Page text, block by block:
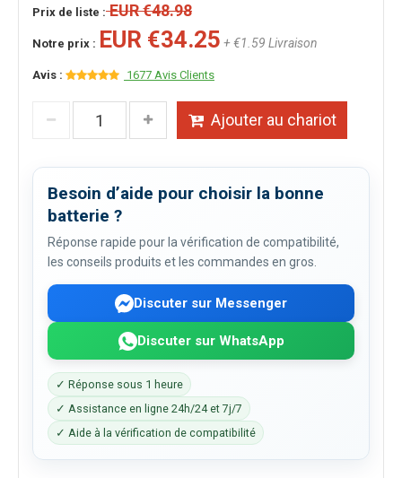
Prix de liste :EUR €48.98
Notre prix : EUR €34.25 + €1.59 Livraison
Avis : 1677 Avis Clients
Ajouter au chariot
Besoin d’aide pour choisir la bonne
batterie ?
Réponse rapide pour la vérification de compatibilité,
les conseils produits et les commandes en gros.
Discuter sur Messenger
Discuter sur WhatsApp
✓ Réponse sous 1 heure
✓ Assistance en ligne 24h/24 et 7j/7
✓ Aide à la vérification de compatibilité